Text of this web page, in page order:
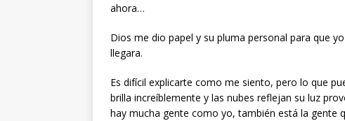
ahora…
Dios me dio papel y su pluma personal para que
llegara.
Es difícil explicarte como me siento, pero lo que
brilla increíblemente y las nubes reflejan su luz
hay mucha gente como yo, también está la gente